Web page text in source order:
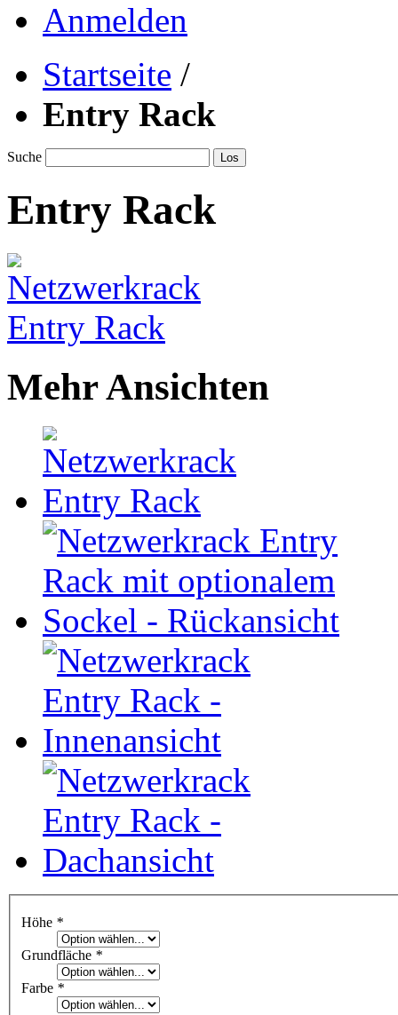
Anmelden
Startseite /
Entry Rack
Suche Los
Entry Rack
Mehr Ansichten
Höhe *
Grundfläche *
Farbe *